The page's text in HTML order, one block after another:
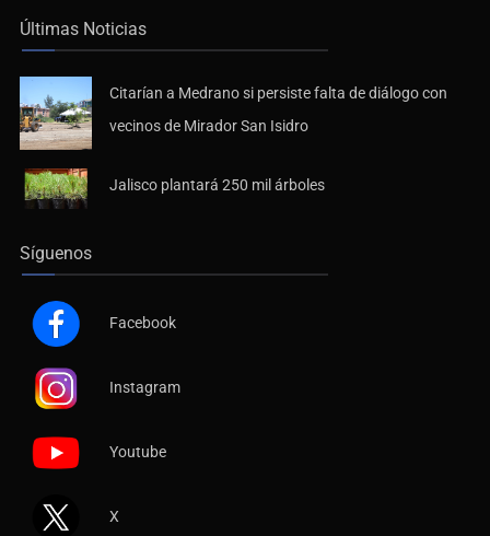
Últimas Noticias
Citarían a Medrano si persiste falta de diálogo con
vecinos de Mirador San Isidro
Jalisco plantará 250 mil árboles
Síguenos
Facebook
Instagram
Youtube
X